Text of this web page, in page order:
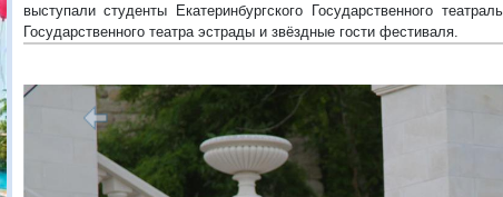
выступали студенты Екатеринбургского Государственного
Государственного театра эстрады и звёздные гости фестиваля.